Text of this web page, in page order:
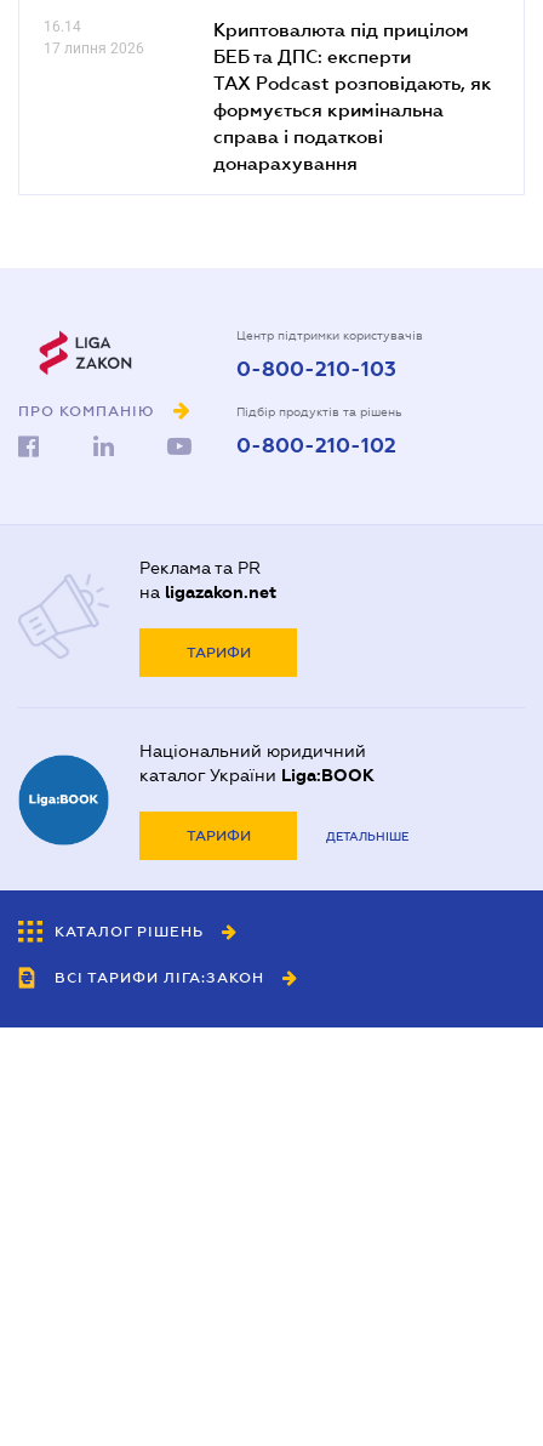
16.14
17 липня 2026
Криптовалюта під прицілом
БЕБ та ДПС: експерти
TAX Podcast розповідають, як
формується кримінальна
справа і податкові
донарахування
ПРО КОМПАНІЮ
Центр підтримки користувачів
0-800-210-103
Підбір продуктів та рішень
0-800-210-102
Реклама та PR
на ligazakon.net
ТАРИФИ
Національний юридичний
каталог України Liga:BOOK
ТАРИФИ ДЕТАЛЬНІШЕ
КАТАЛОГ РІШЕНЬ
ВСІ ТАРИФИ ЛІГА:ЗАКОН